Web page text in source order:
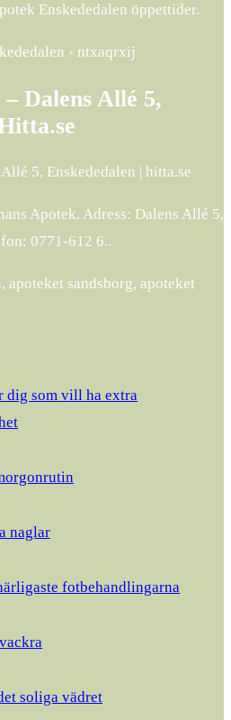
Enskededalen öppettider.
› ntxaqrxij
Dalens Allé 5,
5, Enskededalen | hitta.se
Apotek. Adress: Dalens Allé 5,
0771-612 6..
apoteket sandsborg, apoteket
dig som vill ha extra
naglar
fotbehandlingarna
soliga vädret